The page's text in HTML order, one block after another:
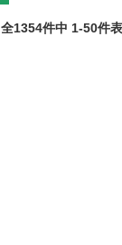
全1354件中 1-50件